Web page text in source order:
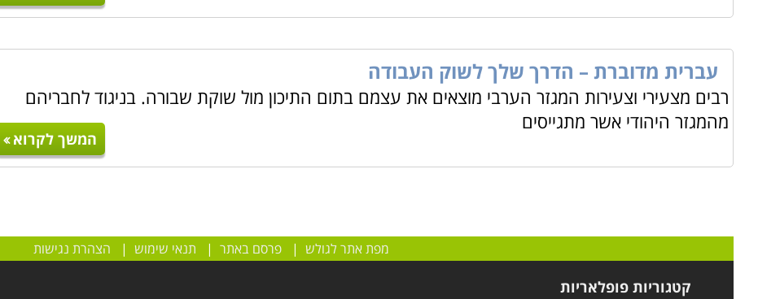
עברית מדוברת – הדרך שלך לשוק העבודה
רבים מצעירי וצעירות המגזר הערבי מוצאים את עצמם בתום התיכון מול שוקת שבורה. בניגוד לחבריהם
מהמגזר היהודי אשר מתגייסים
המשך לקרוא
מפת אתר לגולש |פרסם באתר | תנאי שימוש | הצהרת נגישות
קטגוריות פופלאריות